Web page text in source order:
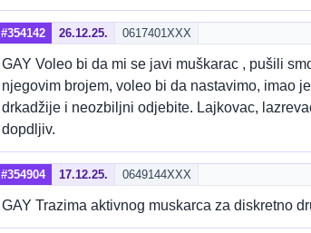
#354142 26.12.25. 0617401XXX
GAY Voleo bi da mi se javi muškarac , pušili
njegovim brojem, voleo bi da nastavimo, imao
drkadžije i neozbiljni odjebite. Lajkovac,
dopdljiv.
#354904 17.12.25. 0649144XXX
GAY Trazima aktivnog muskarca za diskretno